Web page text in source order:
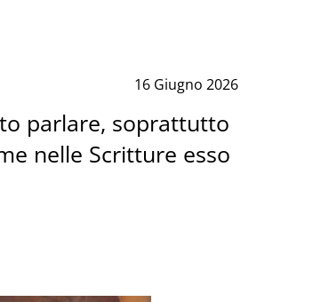
16 Giugno 2026
parlare, soprattutto
nelle Scritture esso